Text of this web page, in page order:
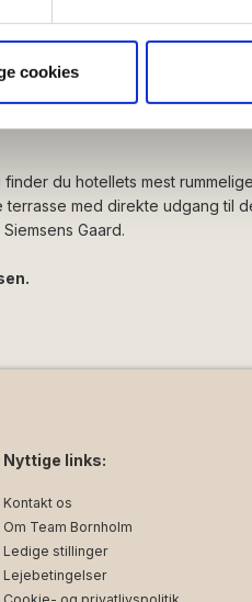
vores indhold og
oplysninger om din brug af
cookies
du hotellets mest
med direkte udgang til
Gaard.
Nyttige links:
Kontakt os
Om Team Bornholm
Ledige stillinger
Lejebetingelser